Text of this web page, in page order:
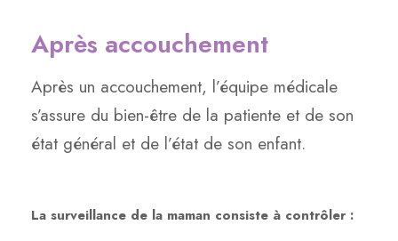
Après accouchement
Après un accouchement, l’équipe médicale
s’assure du bien-être de la patiente et de son
état général et de l’état de son enfant.
La surveillance de la maman consiste à contrôler :